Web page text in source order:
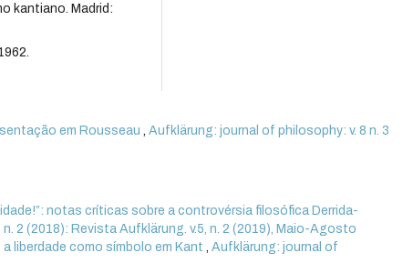
kantiano. Madrid:
em Rousseau ,Aufklärung: journal of philosophy: v. 8 n. 3
notas críticas sobre a controvérsia filosófica Derrida-
2 (2018): Revista Aufklärung. v.5, n. 2 (2019), Maio-Agosto
liberdade como símbolo em Kant ,Aufklärung: journal of